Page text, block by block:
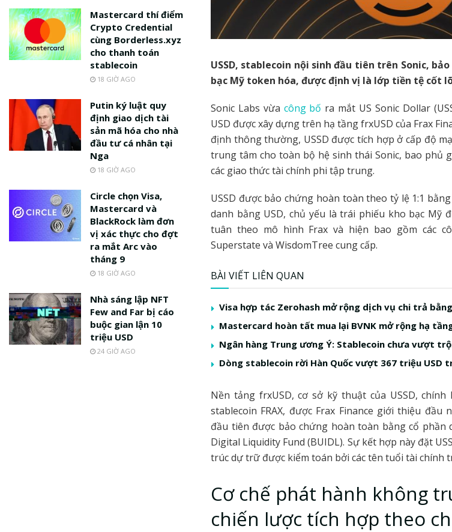
USSD, stablecoin nội sinh đầu tiên trên Sonic,
bạc Mỹ token hóa, được định vị là lớp tiền tệ cốt
Sonic Labs vừa công bố ra mắt US Sonic Dollar
USD được xây dựng trên hạ tầng frxUSD của Frax
định thông thường, USSD được tích hợp ở cấp độ
trung tâm cho toàn bộ hệ sinh thái Sonic, bao phủ
các giao thức tài chính phi tập trung.
USSD được bảo chứng hoàn toàn theo tỷ lệ 1:1
danh bằng USD, chủ yếu là trái phiếu kho bạc Mỹ
tuân theo mô hình Frax và hiện bao gồm các
Superstate và WisdomTree cung cấp.
BÀI VIẾT LIÊN QUAN
Visa hợp tác Zerohash mở rộng dịch vụ chi trả
Mastercard hoàn tất mua lại BVNK mở rộng hạ
Ngân hàng Trung ương Ý: Stablecoin chưa vượt
Dòng stablecoin rời Hàn Quốc vượt 367 triệu USD
Nền tảng frxUSD, cơ sở kỹ thuật của USSD,
stablecoin FRAX, được Frax Finance giới thiệu đầu
đầu tiên được bảo chứng hoàn toàn bằng cổ phần
Digital Liquidity Fund (BUIDL). Sự kết hợp này đặt
trúc dự trữ được kiểm toán bởi các tên tuổi tài chính
Cơ chế phát hành không
chiến lược tích hợp theo
Mastercard thí điểm
Crypto Credential
cùng Borderless.xyz
cho thanh toán
stablecoin
18 GIỜ AGO
Putin ký luật quy
định giao dịch tài
sản mã hóa cho nhà
đầu tư cá nhân tại
Nga
18 GIỜ AGO
Circle chọn Visa,
Mastercard và
BlackRock làm đơn
vị xác thực cho đợt
ra mắt Arc vào
tháng 9
18 GIỜ AGO
Nhà sáng lập NFT
Few and Far bị cáo
buộc gian lận 10
triệu USD
24 GIỜ AGO